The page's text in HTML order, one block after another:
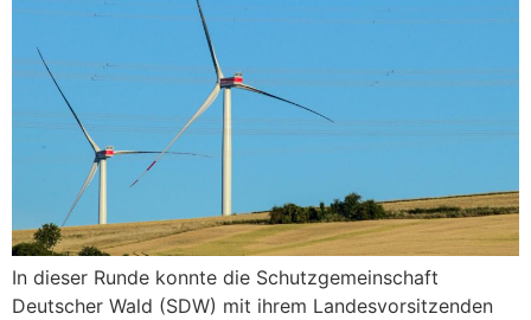
In dieser Runde konnte die Schutzgemeinschaft
Deutscher Wald (SDW) mit ihrem Landesvorsitzenden